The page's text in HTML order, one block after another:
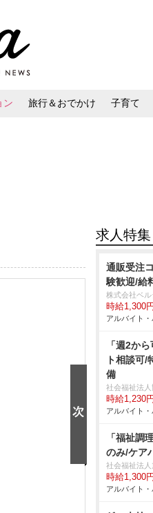
ン 旅行＆おでかけ 子育て
求人特集
通販受注
験歓迎/給
株式会社ベ
時給1,300円
アルバイト
「週2か
ト相談可/
備
社会福祉法人
時給1,230
アルバイト
「福祉調
のみ/ケア
社会福祉法
時給1,300円
アルバイト